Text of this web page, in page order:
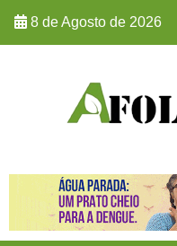
8 de Agosto de 2026